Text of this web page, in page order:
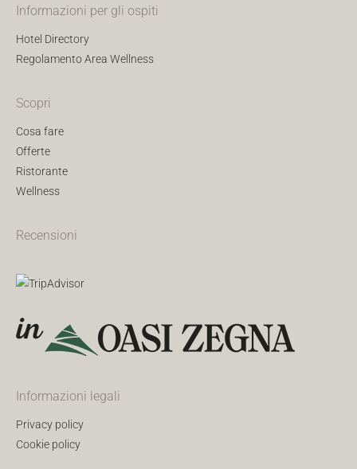
Informazioni per gli ospiti
Hotel Directory
Regolamento Area Wellness
Scopri
Cosa fare
Offerte
Ristorante
Wellness
Recensioni
Informazioni legali
Privacy policy
Cookie policy